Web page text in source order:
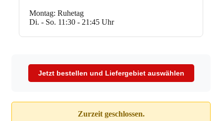
Montag: Ruhetag
Di. - So. 11:30 - 21:45 Uhr
Jetzt bestellen und Liefergebiet auswählen
Zurzeit geschlossen.